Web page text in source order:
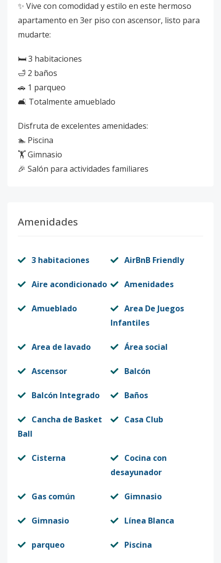
✨ Vive con comodidad y estilo en este hermoso
apartamento en 3er piso con ascensor, listo para
mudarte:
🛏 3 habitaciones
🛁 2 baños
🚗 1 parqueo
🛋 Totalmente amueblado
Disfruta de excelentes amenidades:
🏊 Piscina
🏋️ Gimnasio
🎉 Salón para actividades familiares
Amenidades
3 habitaciones AirBnB Friendly
Aire acondicionado Amenidades
Amueblado
Area De Juegos
Infantiles
Area de lavado Área social
Ascensor Balcón
Balcón Integrado Baños
Cancha de Basket
Ball
Casa Club
Cisterna
Cocina con
desayunador
Gas común Gimnasio
Gimnasio Línea Blanca
parqueo Piscina